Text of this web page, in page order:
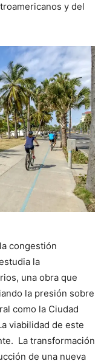
y del
congestión
la
una obra que
la presión sobre
como la Ciudad
viabilidad de este
La transformación
de una nueva